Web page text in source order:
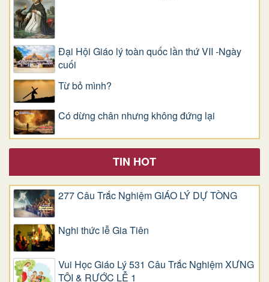
Đại Hội Giáo lý toàn quốc lần thứ VII -Ngày
cuối
Từ bỏ mình?
Có dừng chân nhưng không đứng lại
TIN HOT
277 Câu Trắc Nghiệm GIÁO LÝ DỰ TÒNG
Nghi thức lễ Gia Tiên
Vui Học Giáo Lý 531 Câu Trắc Nghiệm XƯNG
TỘI & RƯỚC LỄ 1